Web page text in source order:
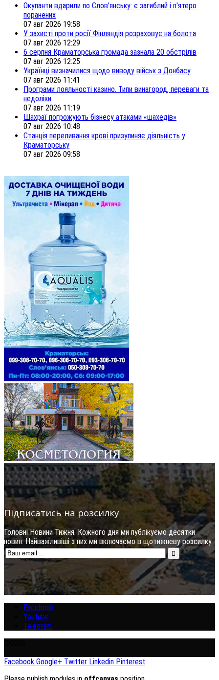
Окупанти вдарили по Слов'янську: є загиблий і п'ятеро
поранених
07 авг 2026 19:58
У захисті проти росії Фінляндія розраховує на болота
07 авг 2026 12:29
6 серпня Краматорська громада зазнала 20 обстрілів
07 авг 2026 12:25
Українці визначилися щодо виводу військ з Донбасу
07 авг 2026 11:41
Програми лояльності казино. Типи винагород, переваги та
недоліки
07 авг 2026 11:19
Шахраї погрожують бізнесу атаками «шахедів»
07 авг 2026 10:48
Станція переливання крові призупиняє діяльність у
Краматорську
07 авг 2026 09:58
Підписатись на розсилку
Головні Новини Тижня. Кожного дня ми публікуємо десятки
новин. Найважливіші з них ми включаємо в щотижневу розсилку.
Facebook
Youtube
Telegram
Facebook Google+ Twitter Linkedin Pinterest